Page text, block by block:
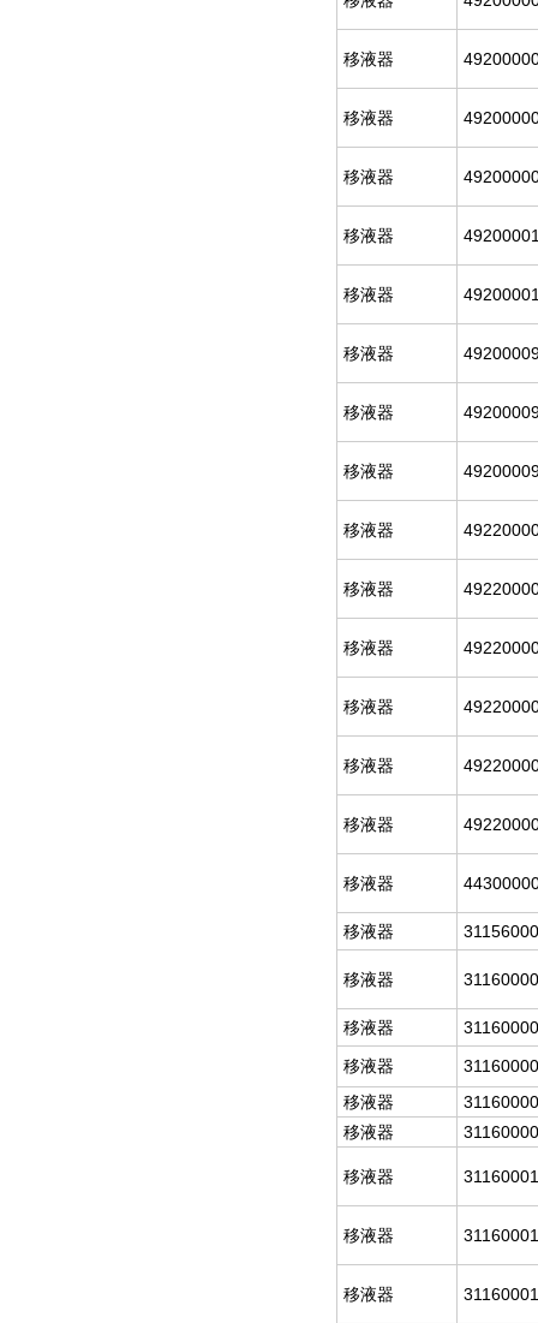
移液器
移液器
移液器
移液器
移液器
移液器
移液器
移液器
移液器
移液器
移液器
移液器
移液器
移液器
移液器
移液器
移液器
移液器
移液器
移液器
移液器
移液器
移液器
移液器